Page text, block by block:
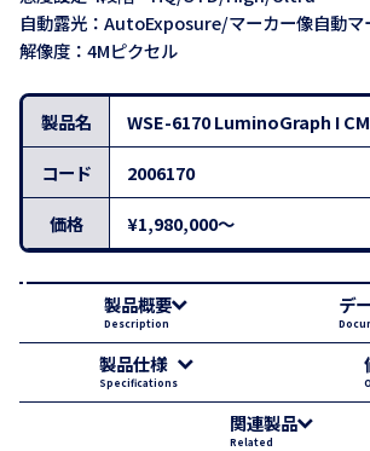
自動露光：AutoExposure/マーカー像自動マ
解像度：4Mピクセル
製品名
WSE-6170 LuminoGraph I
コード
2006170
価格
¥1,980,000～
製品概要
Description
デ
製品仕様
Specifications
関連製品
Related